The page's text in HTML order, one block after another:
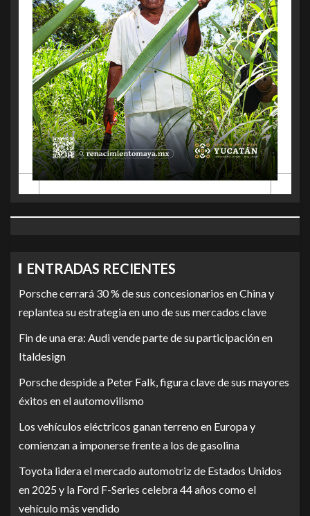
ENTRADAS RECIENTES
Porsche cerrará 30 % de sus concesionarios en China y
replantea su estrategia en uno de sus mercados clave
Fin de una era: Audi vende parte de su participación en
Italdesign
Porsche despide a Peter Falk, figura clave de sus mayores
éxitos en el automovilismo
Los vehículos eléctricos ganan terreno en Europa y
comienzan a imponerse frente a los de gasolina
Toyota lidera el mercado automotriz de Estados Unidos
en 2025 y la Ford F-Series celebra 44 años como el
vehículo más vendido